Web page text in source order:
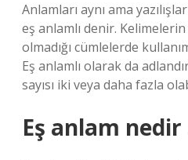
Anlamları aynı ama
eş anlamlı denir. Kelimelerin
olmadığı cümlelerde
Eş anlamlı olarak da
sayısı iki veya daha fazla
Eş anlam